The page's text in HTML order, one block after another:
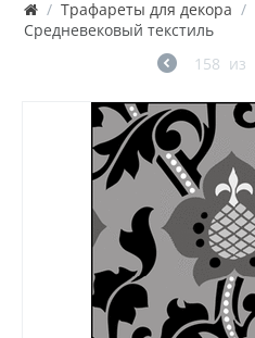
/ Трафареты для декора /
Средневековый текстиль
158 из